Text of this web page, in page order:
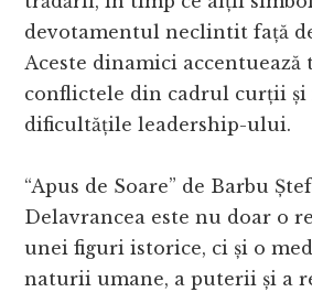
devotamentul neclintit față
Aceste dinamici accentuează
conflictele din cadrul curții și
dificultățile leadership-ului.
“Apus de Soare” de Barbu
Delavrancea este nu doar o
unei figuri istorice, ci și o
naturii umane, a puterii și a